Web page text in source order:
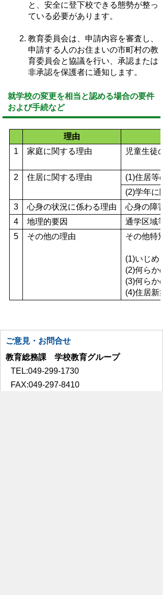
と、安全に登下校できる態勢が整っ
ている必要があります。
教育委員会は、申請内容を審査し、
申請する人のお住まいの市町村の教
育委員会と協議を行い、承認または
非承認を保護者に通知します。
就学校の変更を相当と認める場合の要件
および手続など
理由
1
家庭に関する理由 児童生徒
2 住居に関する理由
(1)住居等
(2)学年に
3
心身の状況に係わる理由
心身の障
4
地理的要因
通学区域
5
その他の理由 その他特
(1)いじめ
(2)何らか
(3)何らか
(4)住居新
ご意見・お問合せ
教育総務課 学校教育グループ
TEL:049-299-1730
FAX:049-297-8410